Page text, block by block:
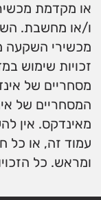
או מקדמת
ו/או מחשבת.
מכשירי השקעה
זכויות שימוש
מסחריים של
המסחריים של
מאינדקס. אין
עמוד זה, או כל
ומראש. כל